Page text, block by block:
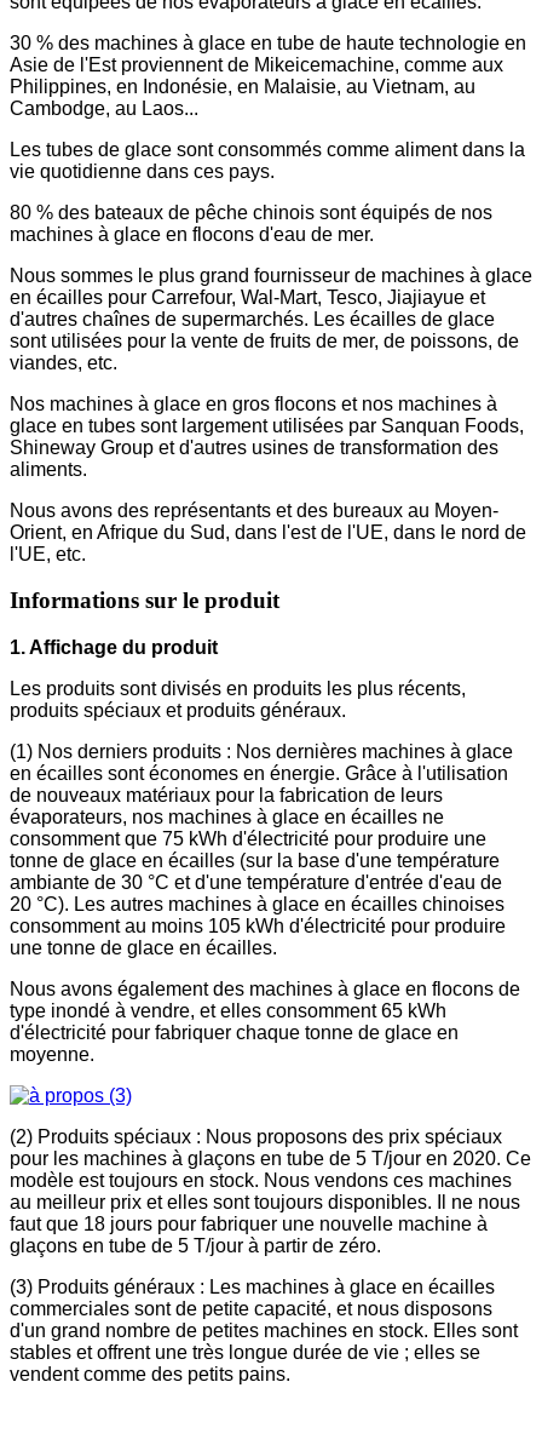
30 % des machines à glace en tube de haute technologie en
Asie de l'Est proviennent de Mikeicemachine, comme aux
Philippines, en Indonésie, en Malaisie, au Vietnam, au
Cambodge, au Laos...
Les tubes de glace sont consommés comme aliment dans la
vie quotidienne dans ces pays.
80 % des bateaux de pêche chinois sont équipés de nos
machines à glace en flocons d'eau de mer.
Nous sommes le plus grand fournisseur de machines à glace
en écailles pour Carrefour, Wal-Mart, Tesco, Jiajiayue et
d'autres chaînes de supermarchés. Les écailles de glace
sont utilisées pour la vente de fruits de mer, de poissons, de
viandes, etc.
Nos machines à glace en gros flocons et nos machines à
glace en tubes sont largement utilisées par Sanquan Foods,
Shineway Group et d'autres usines de transformation des
aliments.
Nous avons des représentants et des bureaux au Moyen-
Orient, en Afrique du Sud, dans l'est de l'UE, dans le nord de
l'UE, etc.
Informations sur le produit
1. Affichage du produit
Les produits sont divisés en produits les plus récents,
produits spéciaux et produits généraux.
(1) Nos derniers produits : Nos dernières machines à glace
en écailles sont économes en énergie. Grâce à l'utilisation
de nouveaux matériaux pour la fabrication de leurs
évaporateurs, nos machines à glace en écailles ne
consomment que 75 kWh d'électricité pour produire une
tonne de glace en écailles (sur la base d'une température
ambiante de 30 °C et d'une température d'entrée d'eau de
20 °C). Les autres machines à glace en écailles chinoises
consomment au moins 105 kWh d'électricité pour produire
une tonne de glace en écailles.
Nous avons également des machines à glace en flocons de
type inondé à vendre, et elles consomment 65 kWh
d'électricité pour fabriquer chaque tonne de glace en
moyenne.
(2) Produits spéciaux : Nous proposons des prix spéciaux
pour les machines à glaçons en tube de 5 T/jour en 2020. Ce
modèle est toujours en stock. Nous vendons ces machines
au meilleur prix et elles sont toujours disponibles. Il ne nous
faut que 18 jours pour fabriquer une nouvelle machine à
glaçons en tube de 5 T/jour à partir de zéro.
(3) Produits généraux : Les machines à glace en écailles
commerciales sont de petite capacité, et nous disposons
d'un grand nombre de petites machines en stock. Elles sont
stables et offrent une très longue durée de vie ; elles se
vendent comme des petits pains.